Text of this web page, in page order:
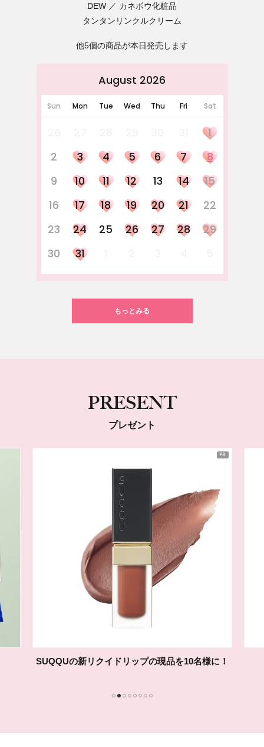
DEW
カネボウ化粧品
タンタンリンクルクリーム
他5個の商品が本日発売します
August 2026
Sun Mon Tue Wed Thu Fri Sat
1
2
3 4 5 6 7
8
9
10 11 12 13 14
15
16
17 18 19 20 21
22
23
24 25 26 27 28
29
30
31
もっとみる
PRESENT
プレゼント
クナイプ ミント シリーズをセットで3名様に！